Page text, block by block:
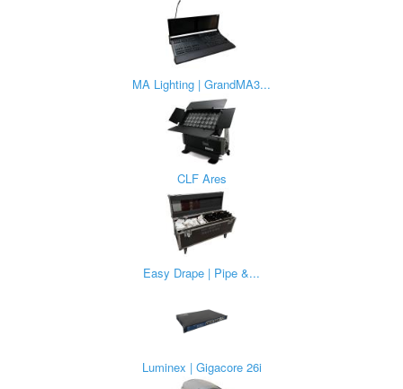
MA Lighting | GrandMA3...
CLF Ares
Easy Drape | Pipe &...
Luminex | Gigacore 26i